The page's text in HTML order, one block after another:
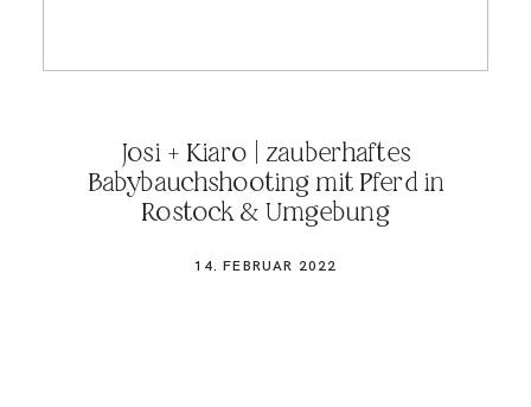
Josi + Kiaro | zauberhaftes
Babybauchshooting mit Pferd in
Rostock & Umgebung
14. FEBRUAR 2022